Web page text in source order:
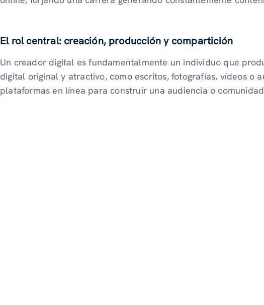
El rol central: creación, producción y compartición
Un creador digital es fundamentalmente un individuo que
digital original y atractivo, como escritos, fotografías, vídeos o
plataformas en línea para construir una audiencia o